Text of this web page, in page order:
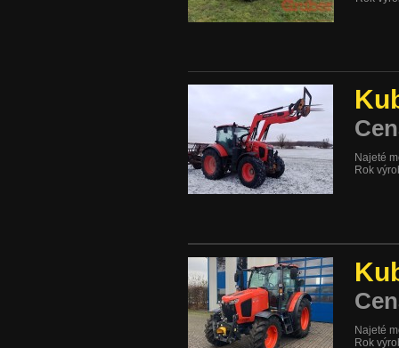
Najeté
Rok
Najeté
Rok